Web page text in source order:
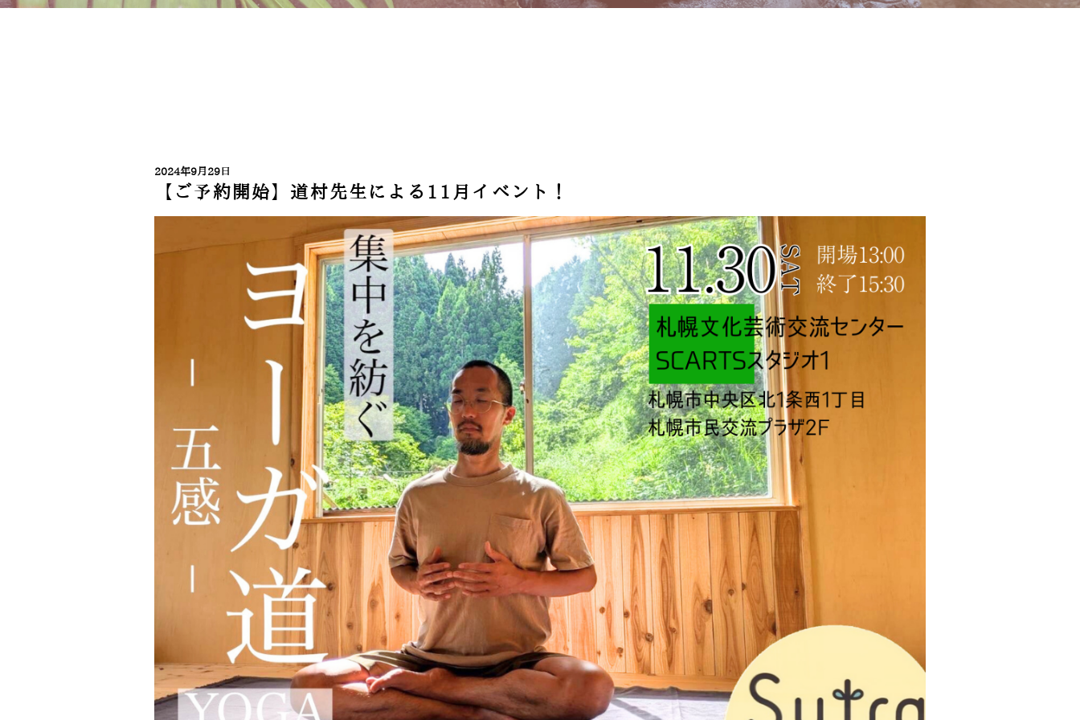
2024年9月29日
【ご予約開始】道村先生による11月イベント！